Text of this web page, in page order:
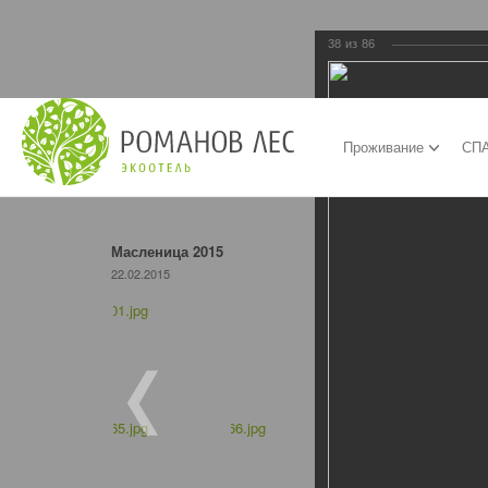
Проживание
Масленица 2015
22.02.2015
38 из 86